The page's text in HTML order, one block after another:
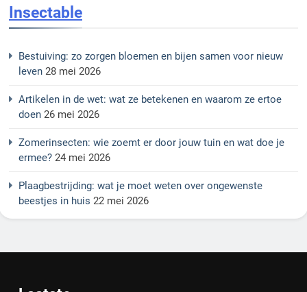
Insectable
Bestuiving: zo zorgen bloemen en bijen samen voor nieuw
leven 28 mei 2026
Artikelen in de wet: wat ze betekenen en waarom ze ertoe
doen 26 mei 2026
Zomerinsecten: wie zoemt er door jouw tuin en wat doe je
ermee? 24 mei 2026
Plaagbestrijding: wat je moet weten over ongewenste
beestjes in huis 22 mei 2026